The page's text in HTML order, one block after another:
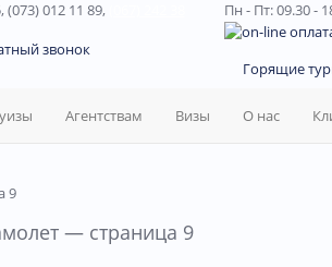
(073) 012 11 89,
звонок
Пн - Пт: 09.30 -
Горящие
Агентствам Визы О нас
9
— страница 9